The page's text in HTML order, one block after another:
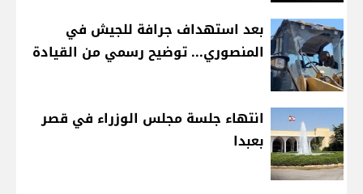
بعد استهداف جرافة للجيش في
المنصوري... توضيح رسمي من القيادة
انتهاء جلسة مجلس الوزراء في قصر
بعبدا